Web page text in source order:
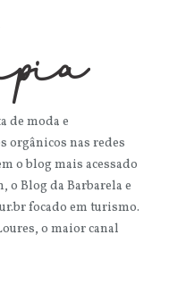
de moda e
orgânicos nas redes
o blog mais acessado
o Blog da Barbarela e
focado em turismo.
o maior canal